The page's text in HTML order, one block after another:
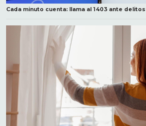
Cada minuto cuenta: llama al 1403 ante